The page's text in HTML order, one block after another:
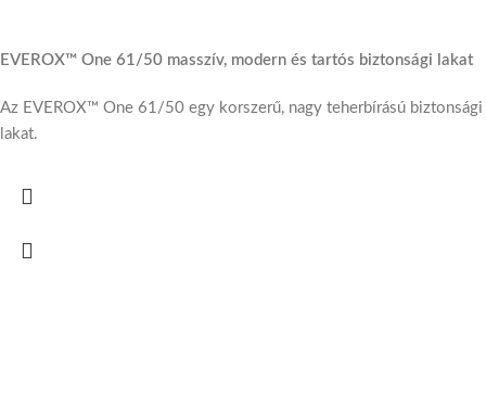
EVEROX™ One 61/50 masszív, modern és tartós biztonsági lakat
Az EVEROX™ One 61/50 egy korszerű, nagy teherbírású biztonsági
lakat.